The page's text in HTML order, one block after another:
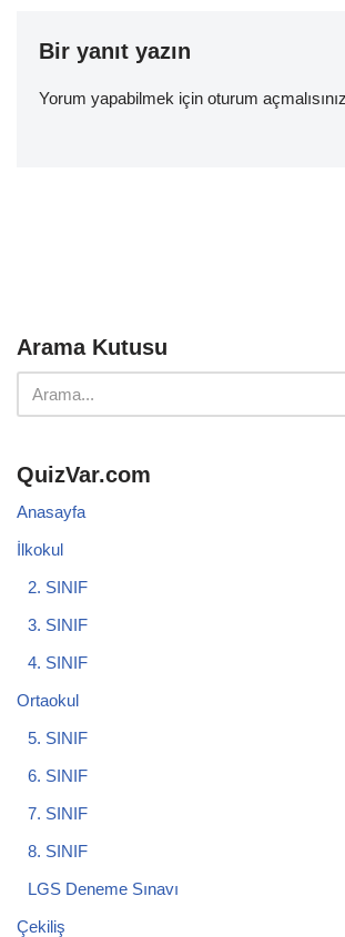
Bir yanıt yazın
Yorum yapabilmek için oturum açmalısınız
Arama Kutusu
QuizVar.com
Anasayfa
İlkokul
2. SINIF
3. SINIF
4. SINIF
Ortaokul
5. SINIF
6. SINIF
7. SINIF
8. SINIF
LGS Deneme Sınavı
Çekiliş